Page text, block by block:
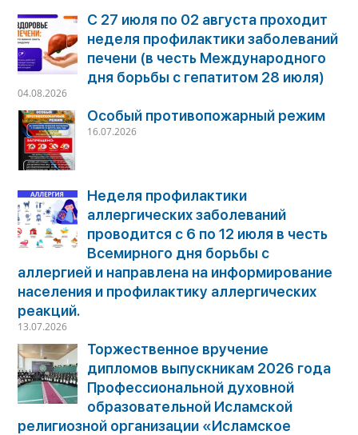
С 27 июля по 02 августа проходит
неделя профилактики заболеваний
печени (в честь Международного
дня борьбы с гепатитом 28 июля)
04.08.2026
Особый противопожарный режим
16.07.2026
Неделя профилактики
аллергических заболеваний
проводится с 6 по 12 июля в честь
Всемирного дня борьбы с
аллергией и направлена на информирование
населения и профилактику аллергических
реакций.
13.07.2026
Торжественное вручение
дипломов выпускникам 2026 года
Профессиональной духовной
образовательной Исламской
религиозной организации «Исламское